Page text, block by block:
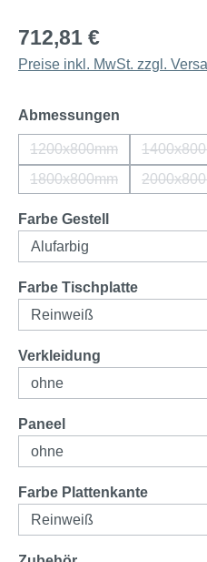
712,81 €
Preise inkl. MwSt. zzgl.
Abmessungen
1200x800mm
(Diese Option ist
1800x800mm
(Diese Option ist
Farbe Gestell auswählen
Farbe Tischplatteauswählen
Verkleidung
Paneelauswählen
Farbe Plattenkante